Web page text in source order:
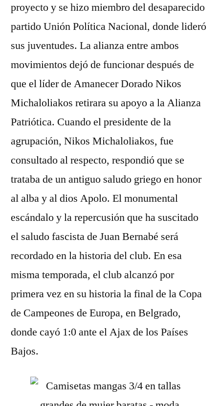
proyecto y se hizo miembro del desaparecido
partido Unión Política Nacional, donde lideró
sus juventudes. La alianza entre ambos
movimientos dejó de funcionar después de
que el líder de Amanecer Dorado Nikos
Michaloliakos retirara su apoyo a la Alianza
Patriótica. Cuando el presidente de la
agrupación, Nikos Michaloliakos, fue
consultado al respecto, respondió que se
trataba de un antiguo saludo griego en honor
al alba y al dios Apolo. El monumental
escándalo y la repercusión que ha suscitado
el saludo fascista de Juan Bernabé será
recordado en la historia del club. En esa
misma temporada, el club alcanzó por
primera vez en su historia la final de la Copa
de Campeones de Europa, en Belgrado,
donde cayó 1:0 ante el Ajax de los Países
Bajos.